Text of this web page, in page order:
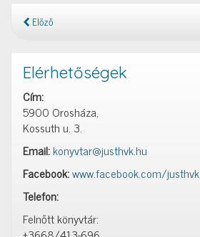
Előző
Elérhetőségek
Cím:
5900 Orosháza,
Kossuth u. 3.
Email:konyvtar@justhvk.hu
Facebook:www.facebook.com/justhvk
Telefon:
Felnőtt könyvtár: